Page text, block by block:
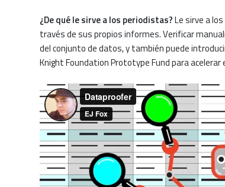
¿De qué le sirve a los periodistas?Le sirve a
través de sus propios informes.Verificar
del conjunto de datos, y también puede
Knight Foundation Prototype Fund para